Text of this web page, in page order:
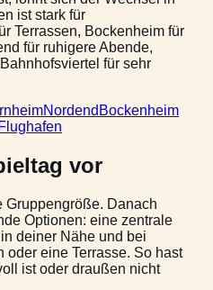
ist stark für
Terrassen, Bockenheim für
für ruhigere Abende,
für sehr
Nordend Bockenheim
Flughafen
vor
Gruppengröße. Danach
Optionen: eine zentrale
deiner Nähe und bei
oder eine Terrasse. So hast
ist oder draußen nicht